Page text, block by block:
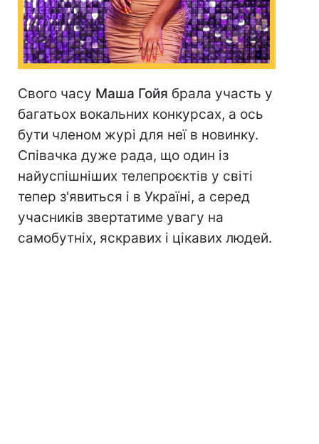
Свого часу Маша Гойя брала участь у
багатьох вокальних конкурсах, а ось
бути членом журі для неї в новинку.
Співачка дуже рада, що один із
найуспішніших телепроєктів у світі
тепер з'явиться і в Україні, а серед
учасників звертатиме увагу на
самобутніх, яскравих і цікавих людей.